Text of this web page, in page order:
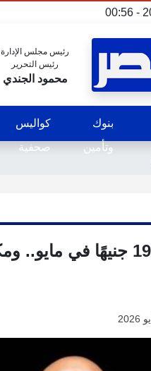
رئيس مجلس الإدارة
رئيس التحرير
محمود الجندي
بنوك
وتأمين
كواليس
صحفية